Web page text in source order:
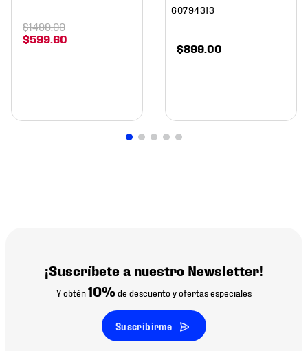
$599.60
$1499.00
60794313
$899.00
¡Suscríbete a nuestro Newsletter!
Y obtén10% de descuento y ofertas especiales
Suscribirme